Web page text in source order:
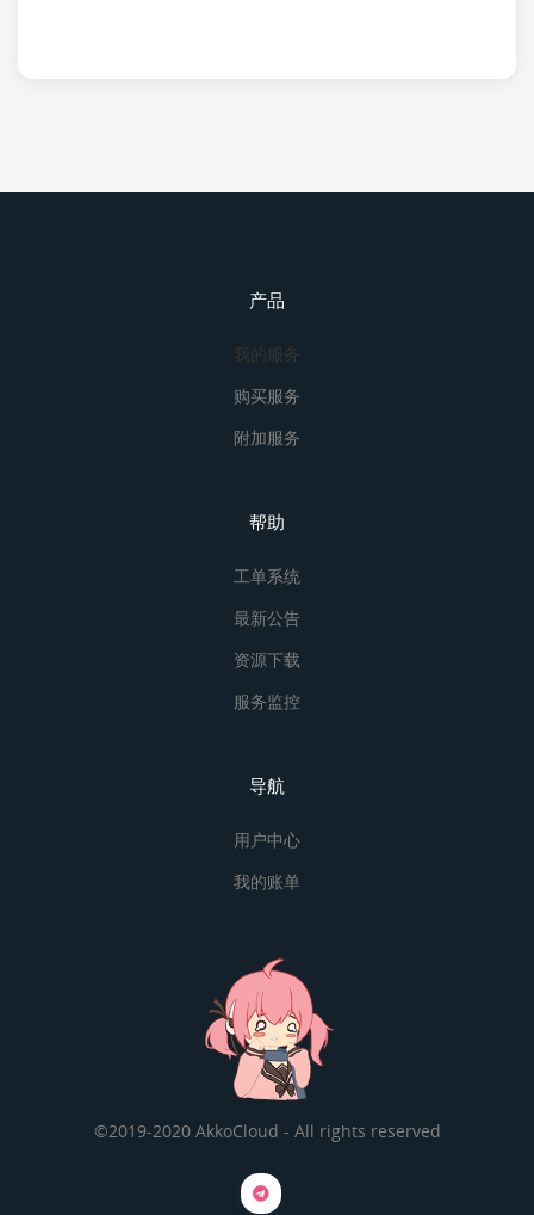
产品
我的服务
购买服务
附加服务
帮助
工单系统
最新公告
资源下载
服务监控
导航
用户中心
我的账单
©2019-2020 AkkoCloud - All rights reserved